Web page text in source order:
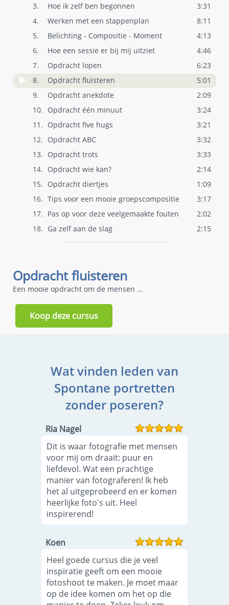
3.
Hoe ik zelf ben begonnen
3:31
4.
Werken met een stappenplan
8:11
5.
Belichting - Compositie - Moment
4:13
6.
Hoe een sessie er bij mij uitziet
4:46
7.
Opdracht lopen
6:23
8.
Opdracht fluisteren
5:01
9.
Opdracht anekdote
2:09
10. Opdracht één minuut
3:24
11. Opdracht five hugs
3:21
12. Opdracht ABC
3:32
13. Opdracht trots
3:33
14. Opdracht wie kan?
2:14
15. Opdracht diertjes
1:09
16. Tips voor een mooie groepscompositie
3:17
17. Pas op voor deze veelgemaakte fouten
2:02
18. Ga zelf aan de slag 2:15
Opdracht fluisteren
Een mooie opdracht om de mensen dicht bij elkaar te krijgen
Koop deze cursus
Wat vinden leden van
Spontane portretten
zonder poseren?
Ria Nagel
Dit is waar fotografie met mensen
voor mij om draait: puur en
liefdevol. Wat een prachtige
manier van fotograferen! Ik heb
het al uitgeprobeerd en er komen
heerlijke foto's uit. Heel
inspirerend!
Koen
Heel goede cursus die je veel
inspiratie geeft om een mooie
fotoshoot te maken. Je moet maar
op de idee komen om het op die